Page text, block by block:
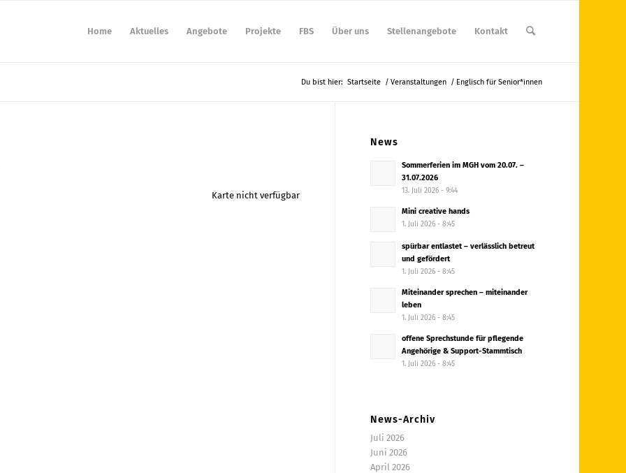
Home Aktuelles Angebote Projekte FBS Über uns Stellenangebote Kontakt
Du bist hier: Startseite / Veranstaltungen / Englisch für Senior*innen
Karte nicht verfügbar
News
Sommerferien im MGH vom 20.07. –
31.07.2026
13. Juli 2026 - 9:44
Mini creative hands
1. Juli 2026 - 8:45
spürbar entlastet – verlässlich betreut
und gefördert
1. Juli 2026 - 8:45
Miteinander sprechen – miteinander
leben
1. Juli 2026 - 8:45
offene Sprechstunde für pflegende
Angehörige & Support-Stammtisch
1. Juli 2026 - 8:45
News-Archiv
Juli 2026
Juni 2026
April 2026